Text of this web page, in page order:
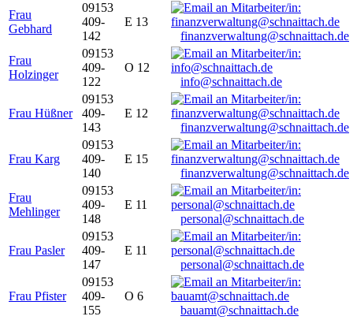
Frau
Gebhard
09153
409-
142
E 13
finanzverwaltung@schnaittach.de
Frau
Holzinger
09153
409-
122
O 12
info@schnaittach.de
Frau Hüßner
09153
409-
143
E 12
finanzverwaltung@schnaittach.de
Frau Karg
09153
409-
140
E 15
finanzverwaltung@schnaittach.de
Frau
Mehlinger
09153
409-
148
E 11
personal@schnaittach.de
Frau Pasler
09153
409-
147
E 11
personal@schnaittach.de
Frau Pfister
09153
409-
155
O 6
bauamt@schnaittach.de